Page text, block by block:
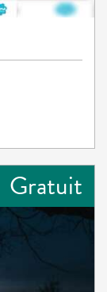
Gratuit